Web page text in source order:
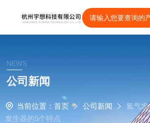
NEWS
公司新闻
当前位置： 首页 公司新闻
氮气
发生器的5个特点